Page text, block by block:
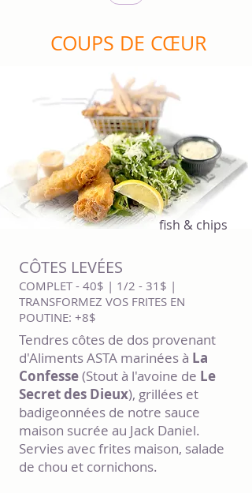
COUPS DE CŒUR
fish & chips
CÔTES LEVÉES
COMPLET - 40$ | 1/2 - 31$ |
TRANSFORMEZ VOS FRITES EN
POUTINE: +8$
Tendres côtes de dos provenant
d'Aliments ASTA marinées à La
Confesse(Stout à l'avoine de Le
Secret des Dieux), grillées et
badigeonnées de notre sauce
maison sucrée au Jack Daniel.
Servies avec frites maison, salade
de chou et cornichons.